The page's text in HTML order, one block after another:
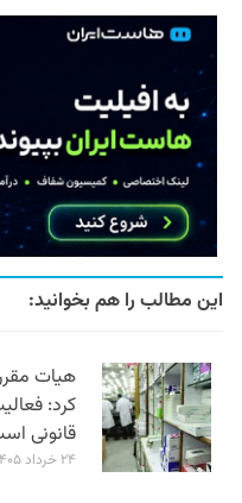
این مطالب را هم بخوانید:
هیات
کرد:
قانونی
۲۴ خرداد ۱۴۰۵